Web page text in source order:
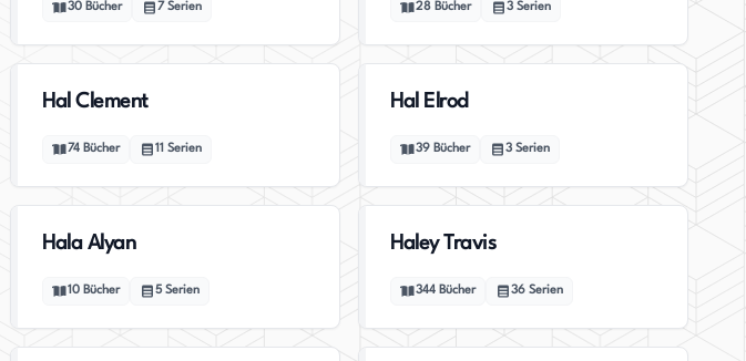
30 Bücher 7 Serien 28 Bücher 3 Serien
Hal Clement
74 Bücher 11 Serien
Hal Elrod
39 Bücher 3 Serien
Hala Alyan
10 Bücher 5 Serien
Haley Travis
344 Bücher 36 Serien